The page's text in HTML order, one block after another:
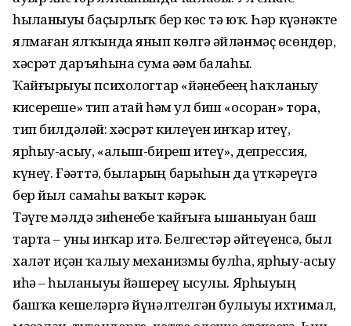
һыҙланыуҙы баҫырлыҡ бер көс тә юҡ. Һәр күҙәнәкте
ялмаған ялҡында янып көлгә әйләнмәҫ өсөндөр,
хәсрәт даръяһына сума әҙәм балаһы.
Ҡайғырыуҙы психологтар «йәнебеҙҙең һаҡланыу
кисереше» тип атай һәм ул биш «осорҙан» тора,
тип билдәләй: хәсрәт килеүен инҡар итеү,
ярһыу-асыу, «алыш-биреш итеү», депрессия,
күнеү. Ғәҙәттә, быларҙың барыһын да үткәреүгә
бер йыл самаһы ваҡыт кәрәк.
Тәүге мәлдә зиһенебеҙ ҡайғыға ышаныуҙан баш
тарта – уны инҡар итә. Белгестәр әйтеүенсә, был
халәт иҫән ҡалыу механизмы булһа, ярһыу-асыу
иһә – һыҙланыуҙы йәшереү ысулы. Ярһыуҙың
башҡа кешеләргә йүнәлтелгән булыуы ихтимал,